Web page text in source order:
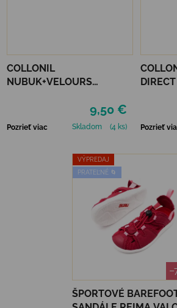
COLLONIL
NUBUK+VELOURS
9,50 €
Pozrieť viac Skladom (4 ks)
DIRECT
Pozrieť
VÝPREDAJ
PRATEĽNÉ 🌀
ŠPORTOVÉ